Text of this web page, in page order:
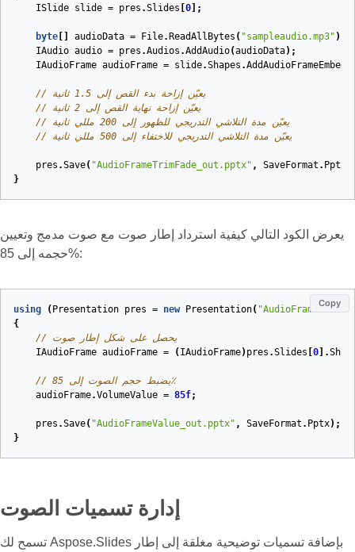
ISlide slide = pres .Slides [0];
byte [] audioData = File.ReadAllBytes ( "sampleaudio.mp3" );
IAudio audio = pres .Audios .AddAudio(audioData);
IAudioFrame audioFrame = slide.Shapes .
// يعيّن إزاحة بدء القص إلى 1.5 ثانية
// يعيّن إزاحة نهاية القص إلى 2 ثانية
// يعيّن مدة التلاشي التدريجي للظهور إلى 200 مللي ثانية
// يعيّن مدة التلاشي التدريجي للاختفاء إلى 500 مللي ثانية
pres .Save( "AudioFrameTrimFade_out.pptx" , SaveFormat . Pptx
}
يعرض الكود التالي كيفية استرداد إطار صوت مع صوت مدمج وتعيين
حجمه إلى 85%:
Copy
using (Presentation pres = new Presentation(
{
// يحصل على شكل إطار صوت
IAudioFrame audioFrame = (IAudioFrame) pres .Slides [0].
// يضبط حجم الصوت إلى 85٪
audioFrame.VolumeValue = 85f;
pres .Save( "AudioFrameValue_out.pptx" , SaveFormat . Pptx);
}
إدارة تسميات الصوت
تسمح لك Aspose.Slides بإضافة تسميات توضيحية مغلقة إلى إطار